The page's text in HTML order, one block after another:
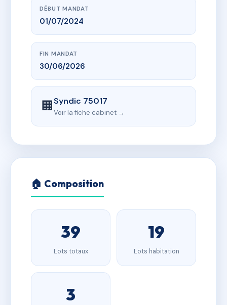
DÉBUT MANDAT
01/07/2024
FIN MANDAT
30/06/2026
🏢Syndic 75017
Voir la fiche cabinet →
🏠 Composition
39
Lots totaux
19
Lots habitation
3